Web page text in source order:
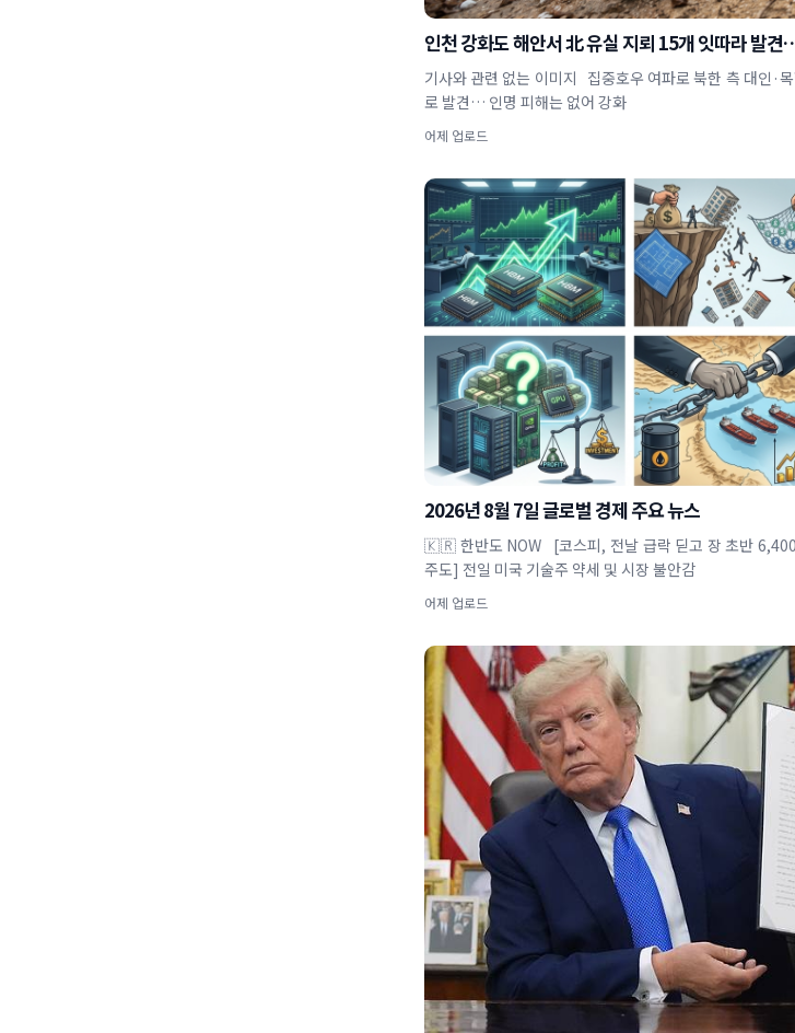
인천 강화도 해안서 北 유실 지뢰 15개 잇따라 발
기사와 관련 없는 이미지 집중호우 여파로 북한 측 대인·
로 발견… 인명 피해는 없어 강화
어제 업로드
2026년 8월 7일 글로벌 경제 주요 뉴스
🇰🇷 한반도 NOW [코스피, 전날 급락 딛고 장 초반
주도] 전일 미국 기술주 약세 및 시장 불안감
어제 업로드